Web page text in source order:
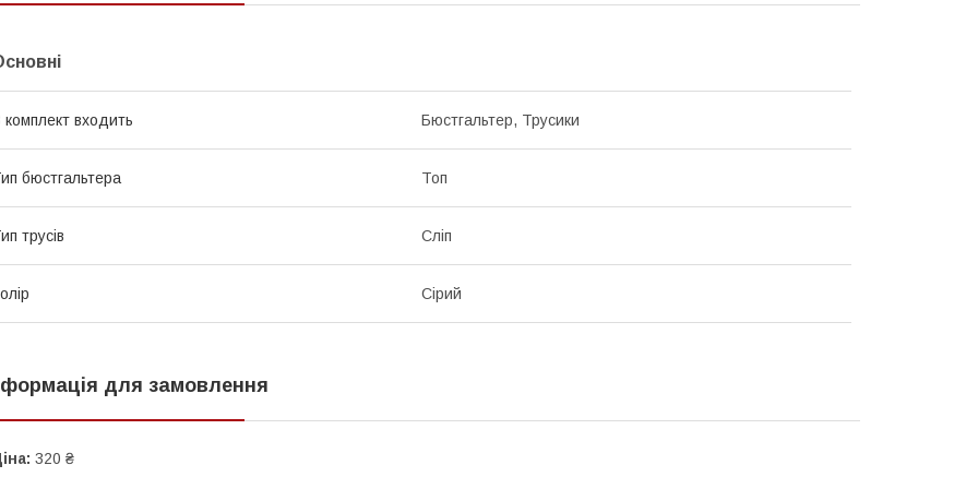
комплект входить Бюстгальтер, Трусики
бюстгальтера Топ
трусів Сліп
Сірий
для замовлення
320 ₴